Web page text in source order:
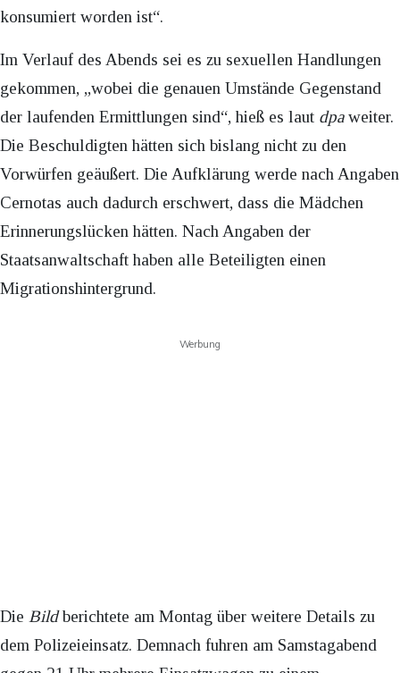
konsumiert worden ist“.
Im Verlauf des Abends sei es zu sexuellen Handlungen
gekommen, „wobei die genauen Umstände Gegenstand
der laufenden Ermittlungen sind“, hieß es laut dpaweiter.
Die Beschuldigten hätten sich bislang nicht zu den
Vorwürfen geäußert. Die Aufklärung werde nach Angaben
Cernotas auch dadurch erschwert, dass die Mädchen
Erinnerungslücken hätten. Nach Angaben der
Staatsanwaltschaft haben alle Beteiligten einen
Migrationshintergrund.
Werbung
Die Bildberichtete am Montag über weitere Details zu
dem Polizeieinsatz. Demnach fuhren am Samstagabend